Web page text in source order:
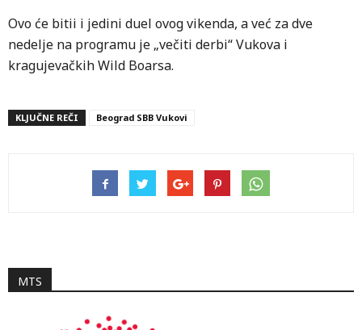
Ovo će bitii i jedini duel ovog vikenda, a već za dve
nedelje na programu je „večiti derbi“ Vukova i
kragujevačkih Wild Boarsa.
KLJUČNE REČI Beograd SBB Vukovi
MTS